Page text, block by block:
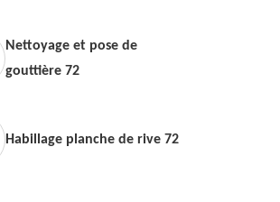
Nettoyage et pose de
gouttière 72
Habillage planche de rive 72